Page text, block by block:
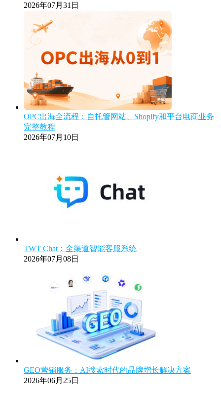
2026年07月31日
OPC出海全流程：自托管网站、Shopify和平台电商业务
完整教程
2026年07月10日
TWT Chat：全渠道智能客服系统
2026年07月08日
GEO营销服务：AI搜索时代的品牌增长解决方案
2026年06月25日